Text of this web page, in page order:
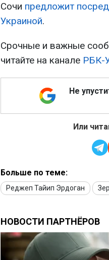
Сочи предложит
Украиной.
Срочные и важные
читайте на канале РБК-
Не
Или
Больше по теме:
Реджеп Тайип Эрдоган